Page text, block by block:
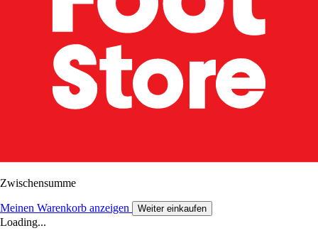
Zwischensumme
Meinen Warenkorb anzeigen Weiter einkaufen
Loading...